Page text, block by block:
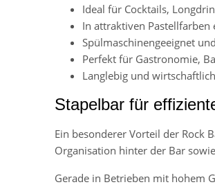
Ideal für Cocktails,
In attraktiven Pastellfarben
Spülmaschinengeeignet
Perfekt für Gastronomie,
Langlebig und
Stapelbar für
Ein besonderer Vorteil der Rock
Organisation hinter der Bar
Gerade in Betrieben mit hohem